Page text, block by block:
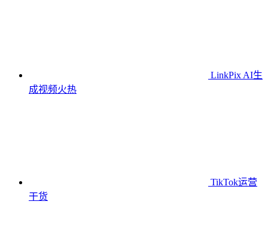
LinkPix AI生
成视频火热
TikTok运营
干货